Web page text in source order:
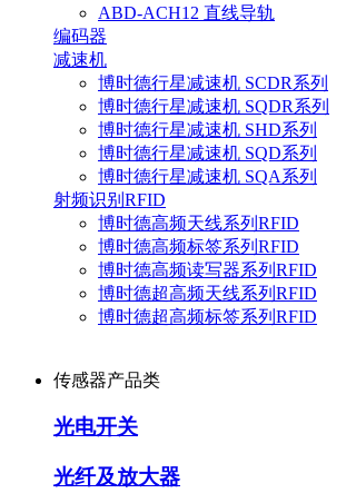
ABD-ACH12 直线导轨
编码器
减速机
博时德行星减速机 SCDR系列
博时德行星减速机 SQDR系列
博时德行星减速机 SHD系列
博时德行星减速机 SQD系列
博时德行星减速机 SQA系列
射频识别RFID
博时德高频天线系列RFID
博时德高频标签系列RFID
博时德高频读写器系列RFID
博时德超高频天线系列RFID
博时德超高频标签系列RFID
传感器产品类
光电开关
光纤及放大器